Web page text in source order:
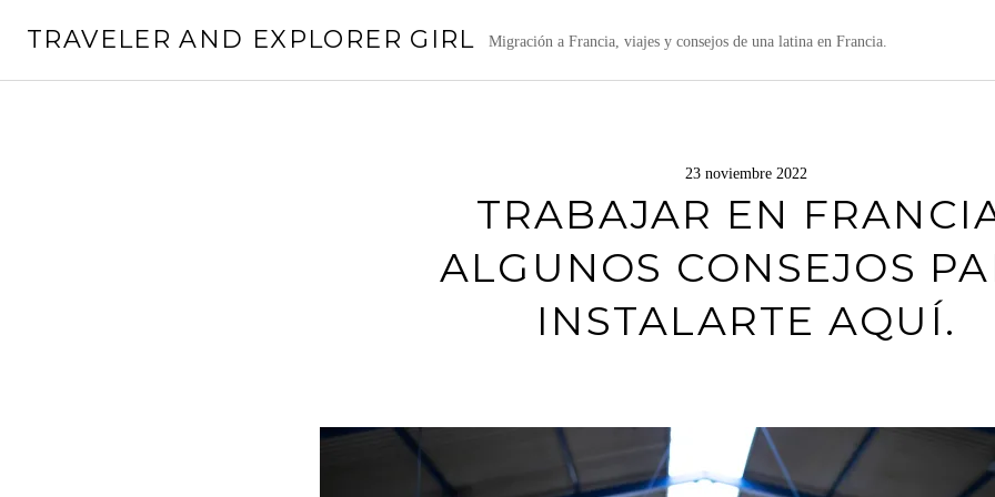
TRAVELER AND EXPLORER GIRL Migración a Francia, viajes y consejos de una latina en Francia.
23 noviembre 2022
TRABAJAR EN
ALGUNOS CONSEJOS
INSTALARTE AQUÍ.